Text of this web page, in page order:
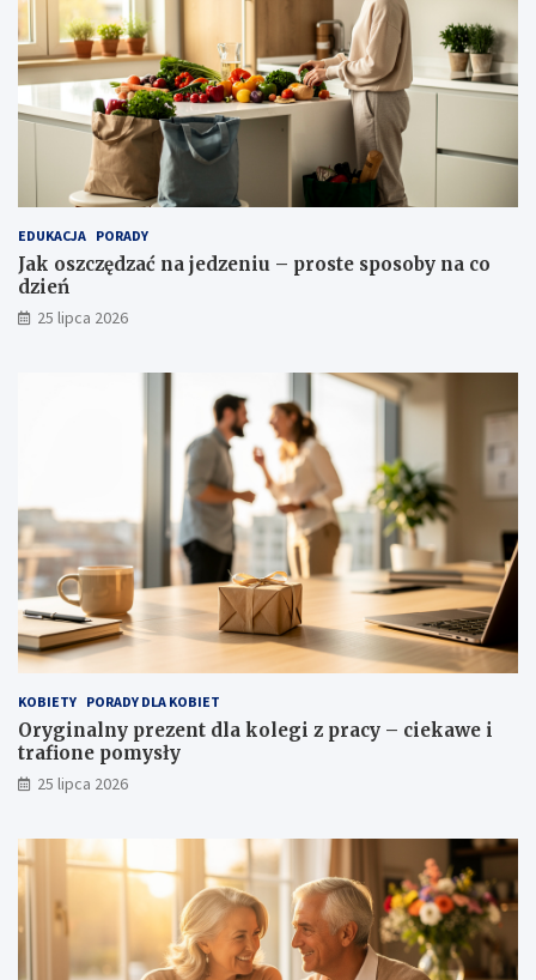
EDUKACJA PORADY
Jak oszczędzać na jedzeniu – proste sposoby na co
dzień
25 lipca 2026
KOBIETY PORADY DLA KOBIET
Oryginalny prezent dla kolegi z pracy – ciekawe i
trafione pomysły
25 lipca 2026